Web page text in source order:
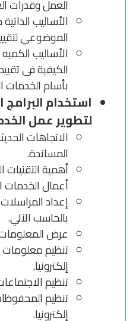
العمل وقدرات
الأساليب
الموضوعي
الأساليب
الكيفية فى
بأسام
استخدام البرامج
لتطوير عمل
الاتجاهات
المساندة.
أهمية التقنيات
أعمال الخدمات
إعداد المراسلات
بالحاسب الآلي.
عرض
تنظيم
إلكترونيا.
تنظيم
تنظيم
إلكترونيا.